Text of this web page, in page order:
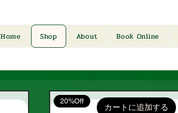
Home Shop About Book Online
カートに追加する
20%Off